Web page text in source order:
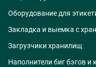
Оборудование для
Закладка и выемка с
Загрузчики хранилищ
Наполнители биг бэгов и